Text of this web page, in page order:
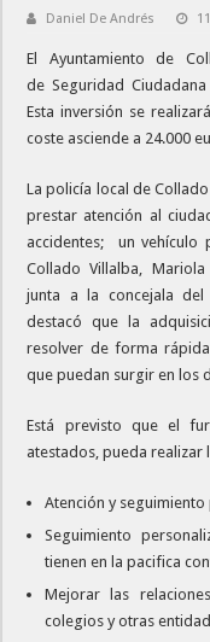
Daniel De Andrés
El Ayuntamiento de
de Seguridad
Esta inversión se
coste asciende a 24.000
La policía local de
prestar atención al
accidentes; un vehículo
Collado Villalba,
junta a la concejala
destacó que la
resolver de forma
que puedan surgir en los
Está previsto que el
atestados, pueda realizar
Atención y
Seguimiento
tienen en la pacifica
Mejorar las
colegios y otras